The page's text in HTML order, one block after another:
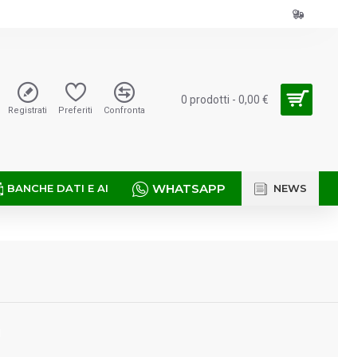
Registrati Preferiti Confronta
0 prodotti - 0,00 €
BANCHE DATI E AI WHATSAPP NEWS